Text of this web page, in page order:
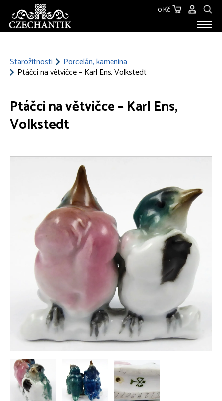
0 Kč
Starožitnosti
Porcelán, kamenina
Ptáčci na větvičce – Karl Ens, Volkstedt
Ptáčci na větvičce – Karl Ens,
Volkstedt